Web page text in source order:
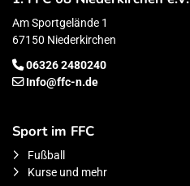
Am Sportgelände 1
67150 Niederkirchen
06326 2480240
Info@ffc-n.de
Sport im FFC
Fußball
Kurse und mehr